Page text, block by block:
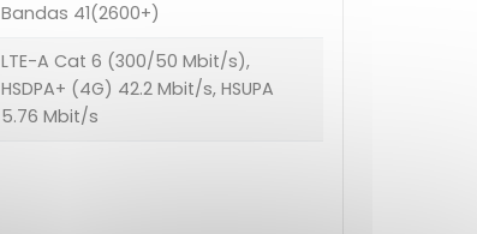
Bandas 41(2600+)
LTE-A Cat 6 (300/50 Mbit/s),
HSDPA+ (4G) 42.2 Mbit/s, HSUPA
5.76 Mbit/s